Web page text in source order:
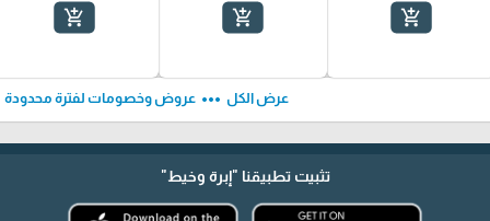
add_shopping_cart
add_shopping_cart
add_shopping_cart
عرض الكل more_horiz عروض وخصومات لفترة محدودة
تثبيت تطبيقنا "إبرة وخيط"